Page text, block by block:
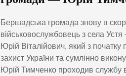
Бершадська громада знову в
військовослужбовець з села
Юрій Віталійович, який з
захист України та сумлінно
Юрій Тимченко проходив службу